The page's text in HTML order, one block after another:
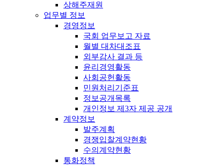
상해주재원
업무별 정보
경영정보
국회 업무보고 자료
월별 대차대조표
외부감사 결과 등
윤리경영활동
사회공헌활동
민원처리기준표
정보공개목록
개인정보 제3자 제공 공개
계약정보
발주계획
경쟁입찰계약현황
수의계약현황
통화정책